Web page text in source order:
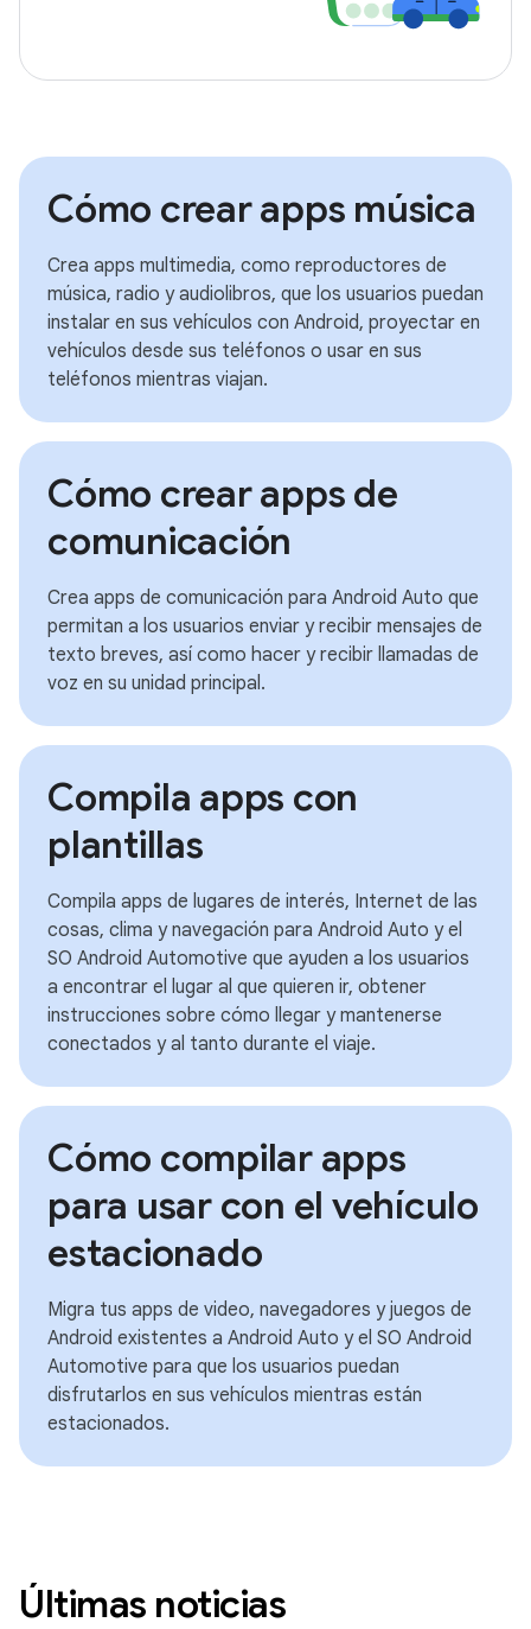
Cómo crear apps música
Crea apps multimedia, como reproductores de
música, radio y audiolibros, que los usuarios puedan
instalar en sus vehículos con Android, proyectar en
vehículos desde sus teléfonos o usar en sus
teléfonos mientras viajan.
Cómo crear apps de
comunicación
Crea apps de comunicación para Android Auto que
permitan a los usuarios enviar y recibir mensajes de
texto breves, así como hacer y recibir llamadas de
voz en su unidad principal.
Compila apps con
plantillas
Compila apps de lugares de interés, Internet de las
cosas, clima y navegación para Android Auto y el
SO Android Automotive que ayuden a los usuarios
a encontrar el lugar al que quieren ir, obtener
instrucciones sobre cómo llegar y mantenerse
conectados y al tanto durante el viaje.
Cómo compilar apps
para usar con el vehículo
estacionado
Migra tus apps de video, navegadores y juegos de
Android existentes a Android Auto y el SO Android
Automotive para que los usuarios puedan
disfrutarlos en sus vehículos mientras están
estacionados.
Últimas noticias